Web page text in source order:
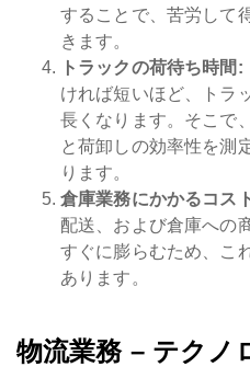
することで、苦労して
きます。
トラックの荷待ち時間:
ければ短いほど、トラ
長くなります。そこで
と荷卸しの効率性を測
ります。
倉庫業務にかかるコス
配送、および倉庫への
すぐに膨らむため、こ
あります。
物流業務 – テクノ